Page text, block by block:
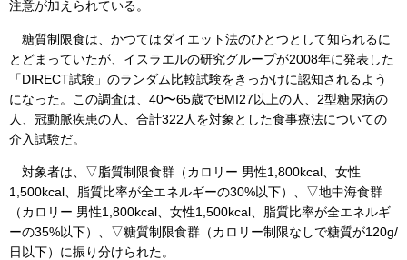
注意が加えられている。
糖質制限食は、かつてはダイエット法のひとつとして知られるに
とどまっていたが、イスラエルの研究グループが2008年に発表した
「DIRECT試験」のランダム比較試験をきっかけに認知されるよう
になった。この調査は、40〜65歳でBMI27以上の人、2型糖尿病の
人、冠動脈疾患の人、合計322人を対象とした食事療法についての
介入試験だ。
対象者は、▽脂質制限食群（カロリー 男性1,800kcal、女性
1,500kcal、脂質比率が全エネルギーの30%以下）、▽地中海食群
（カロリー 男性1,800kcal、女性1,500kcal、脂質比率が全エネルギ
ーの35%以下）、▽糖質制限食群（カロリー制限なしで糖質が120g/
日以下）に振り分けられた。